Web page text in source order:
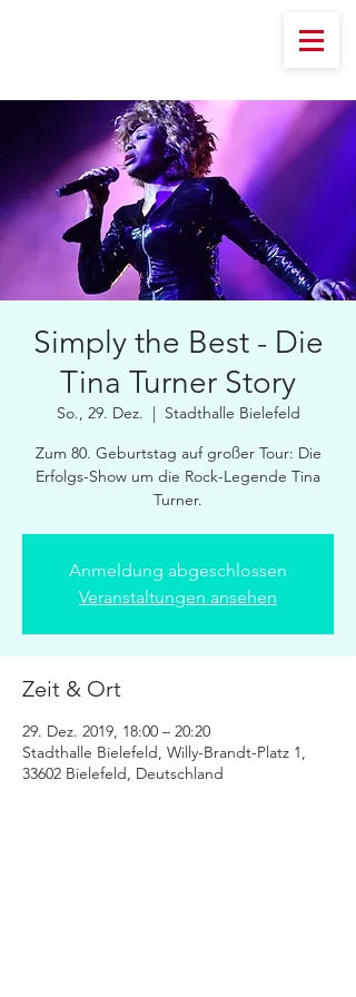
Simply the Best - Die
Tina Turner Story
So., 29. Dez.
  |
Stadthalle Bielefeld
Zum 80. Geburtstag auf großer Tour: Die
Erfolgs-Show um die Rock-Legende Tina
Turner.
Anmeldung abgeschlossen
Veranstaltungen ansehen
Zeit & Ort
29. Dez. 2019, 18:00 – 20:20
Stadthalle Bielefeld, Willy-Brandt-Platz 1,
33602 Bielefeld, Deutschland